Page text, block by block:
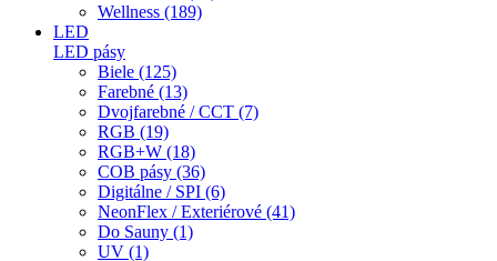
Wellness (189)
LED
LED pásy
Biele (125)
Farebné (13)
Dvojfarebné / CCT (7)
RGB (19)
RGB+W (18)
COB pásy (36)
Digitálne / SPI (6)
NeonFlex / Exteriérové (41)
Do Sauny (1)
UV (1)